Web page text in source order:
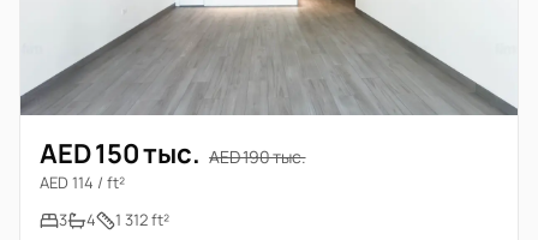
AED 150 тыс. AED 190 тыс.
AED 114 / ft²
3
4 1 312 ft²